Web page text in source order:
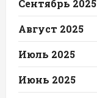
Сентябрь 2025
Август 2025
Июль 2025
Июнь 2025